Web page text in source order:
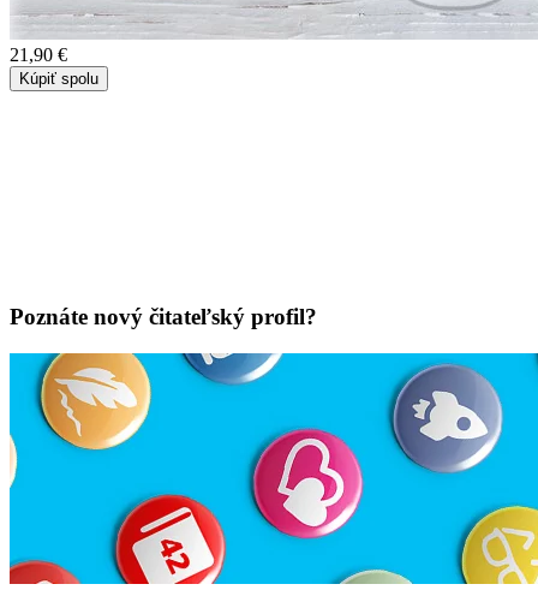
21,90 €
Kúpiť spolu
Poznáte nový čitateľský profil?